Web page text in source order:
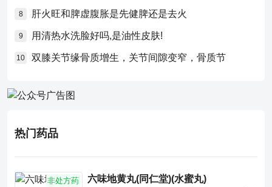
8 肝火旺和脾虚腹胀是先健脾还是去火
9 用清热水洗脸好吗,是油性皮肤!
10 双膝关节缘骨质增生，关节间隙变窄，骨质节
热门药品
非处方药 六味地黄丸(同仁堂)(水蜜丸)